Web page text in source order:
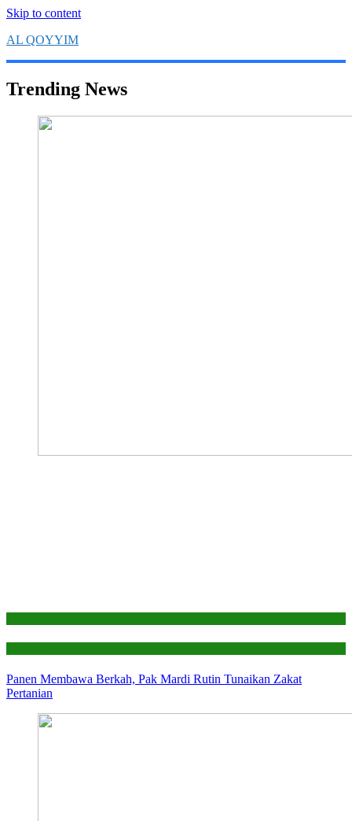
Skip to content
AL QOYYIM
Yayasan Al Qoyyim Sukoharjo
Trending News
Panen Membawa Berkah, Pak Mardi Rutin Tunaikan Zakat
Pertanian